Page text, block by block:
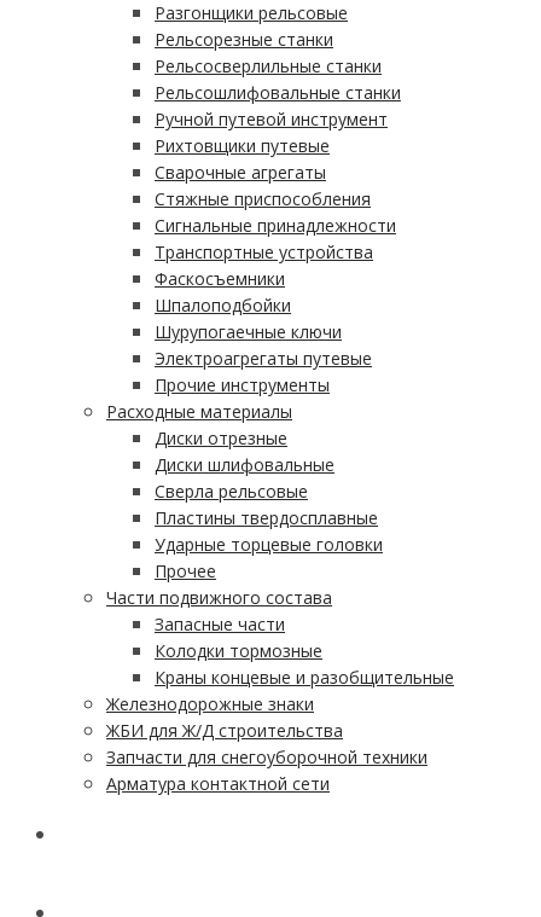
Разгонщики рельсовые
Рельсорезные станки
Рельсосверлильные станки
Рельсошлифовальные станки
Ручной путевой инструмент
Рихтовщики путевые
Сварочные агрегаты
Стяжные приспособления
Сигнальные принадлежности
Транспортные устройства
Фаскосъемники
Шпалоподбойки
Шурупогаечные ключи
Электроагрегаты путевые
Прочие инструменты
Расходные материалы
Диски отрезные
Диски шлифовальные
Сверла рельсовые
Пластины твердосплавные
Ударные торцевые головки
Прочее
Части подвижного состава
Запасные части
Колодки тормозные
Краны концевые и разобщительные
Железнодорожные знаки
ЖБИ для Ж/Д строительства
Запчасти для снегоуборочной техники
Арматура контактной сети